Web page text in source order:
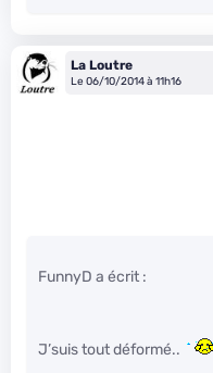
La Loutre
Le 06/10/2014 à 11h16
FunnyD a écrit :
J’suis tout déformé..